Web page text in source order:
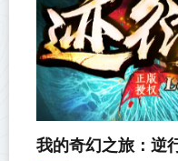
我的奇幻之旅：逆